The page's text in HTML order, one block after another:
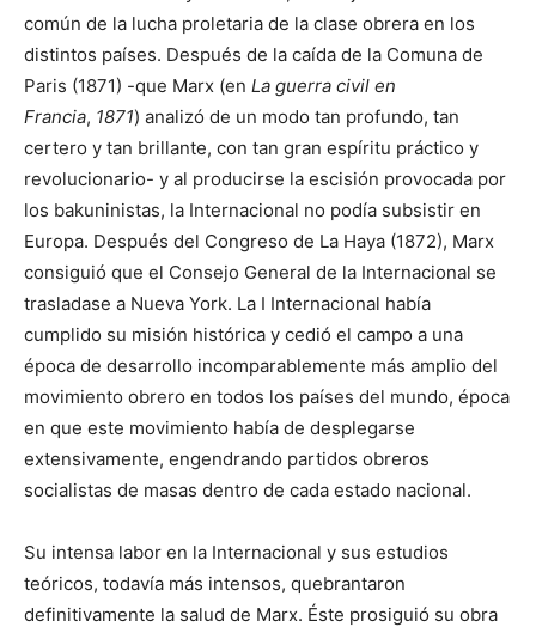
común de la lucha proletaria de la clase obrera en los
distintos países. Después de la caída de la Comuna de
Paris (1871) -que Marx (en La guerra civil en
Francia, 1871) analizó de un modo tan profundo, tan
certero y tan brillante, con tan gran espíritu práctico y
revolucionario- y al producirse la escisión provocada por
los bakuninistas, la Internacional no podía subsistir en
Europa. Después del Congreso de La Haya (1872), Marx
consiguió que el Consejo General de la Internacional se
trasladase a Nueva York. La I Internacional había
cumplido su misión histórica y cedió el campo a una
época de desarrollo incomparablemente más amplio del
movimiento obrero en todos los países del mundo, época
en que este movimiento había de desplegarse
extensivamente, engendrando partidos obreros
socialistas de masas dentro de cada estado nacional.
Su intensa labor en la Internacional y sus estudios
teóricos, todavía más intensos, quebrantaron
definitivamente la salud de Marx. Éste prosiguió su obra